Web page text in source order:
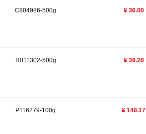
C804986-500g ¥ 36.00
R011302-500g ¥ 39.20
P116279-100g ¥ 140.17